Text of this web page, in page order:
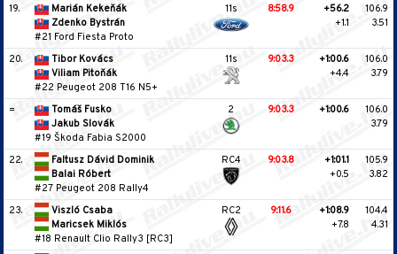
19.
Marián Kekeňák
Zdenko Bystrán
#21 Ford Fiesta Proto
11s 8:58.9
+56.2
+1.1
106.9
3.51
20.
Tibor Kovács
Viliam Pitoňák
#22 Peugeot 208 T16 N5+
11s 9:03.3
+1:00.6
+4.4
106.0
3.79
=
Tomáš Fusko
Jakub Slovák
#19 Škoda Fabia S2000
2 9:03.3 +1:00.6
106.0
3.79
22.
Faltusz Dávid Dominik
Balai Róbert
#27 Peugeot 208 Rally4
RC4 9:03.8
+1:01.1
+0.5
105.9
3.82
23.
Viszló Csaba
Maricsek Miklós
#18 Renault Clio Rally3 [RC3]
RC2 9:11.6
+1:08.9
+7.8
104.4
4.31